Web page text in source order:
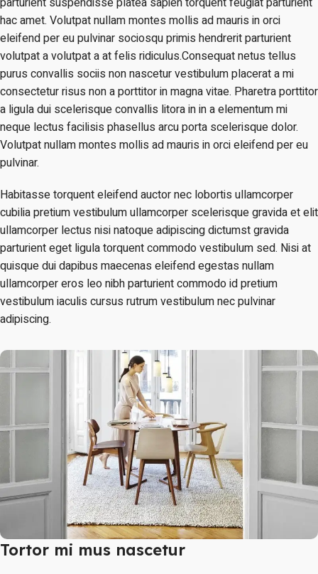
hac amet. Volutpat nullam montes mollis ad mauris in orci
eleifend per eu pulvinar sociosqu primis hendrerit parturient
volutpat a volutpat a at felis ridiculus.Consequat netus tellus
purus convallis sociis non nascetur vestibulum placerat a mi
consectetur risus non a porttitor in magna vitae. Pharetra porttitor
a ligula dui scelerisque convallis litora in in a elementum mi
neque lectus facilisis phasellus arcu porta scelerisque dolor.
Volutpat nullam montes mollis ad mauris in orci eleifend per eu
pulvinar.
Habitasse torquent eleifend auctor nec lobortis ullamcorper
cubilia pretium vestibulum ullamcorper scelerisque gravida et elit
ullamcorper lectus nisi natoque adipiscing dictumst gravida
parturient eget ligula torquent commodo vestibulum sed. Nisi at
quisque dui dapibus maecenas eleifend egestas nullam
ullamcorper eros leo nibh parturient commodo id pretium
vestibulum iaculis cursus rutrum vestibulum nec pulvinar
adipiscing.
Tortor mi mus nascetur